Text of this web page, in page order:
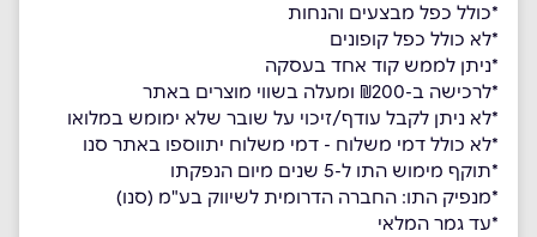
*כולל כפל מבצעים והנחות
*לא כולל כפל קופונים
*ניתן לממש קוד אחד בעסקה
ָָָ*לרכישה ב-₪200 ומעלה בשווי מוצרים באתר
*לא ניתן לקבל עודף/זיכוי על שובר שלא ימומש במלואו
*לא כולל דמי משלוח - דמי משלוח יתווספו באתר סנו
*תוקף מימוש התו ל-5 שנים מיום הנפקתו
*מנפיק התו: החברה הדרומית לשיווק בע"מ (סנו)
*עד גמר המלאי